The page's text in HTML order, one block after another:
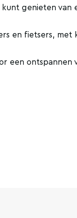
kunt genieten
en fietsers,
een ontspannen